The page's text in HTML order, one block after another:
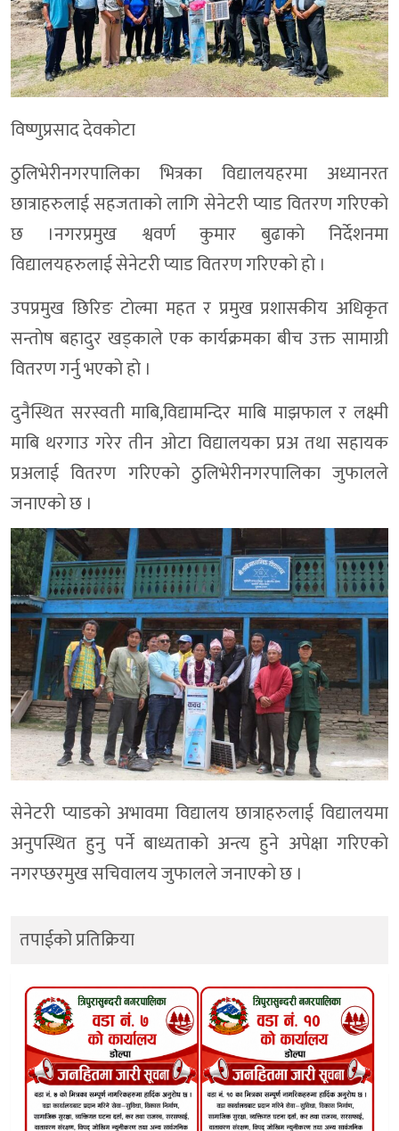
विष्णुप्रसाद देवकोटा
ठुलिभेरीनगरपालिका भित्रका विद्यालयहरमा अध्यानरत
छात्राहरुलाई सहजताकाे लागि सेनेटरी प्याड वितरण गरिएकाे
छ ।नगरप्रमुख श्ववर्ण कुमार बुढाकाे निर्देशनमा
विद्यालयहरुलाई सेनेटरी प्याड वितरण गरिएकाे हाे ।
उपप्रमुख छिरिङ टाेल्मा महत र प्रमुख प्रशासकीय अधिकृत
सन्ताेष बहादुर खड्काले एक कार्यक्रमका बीच उक्त सामाग्री
वितरण गर्नु भएकाे हाे ।
दुनैस्थित सरस्वती माबि,विद्यामन्दिर माबि माझफाल र लक्ष्मी
माबि थरगाउ गरेर तीन ओटा विद्यालयका प्रअ तथा सहायक
प्रअलाई वितरण गरिएकाे ठुलिभेरीनगरपालिका जुफालले
जनाएकाे छ ।
सेनेटरी प्याडकाे अभावमा विद्यालय छात्राहरुलाई विद्यालयमा
अनुपस्थित हुनु पर्ने बाध्यताकाे अन्त्य हुने अपेक्षा गरिएकाे
नगरप्छरमुख सचिवालय जुफालले जनाएकाे छ ।
तपाईको प्रतिक्रिया